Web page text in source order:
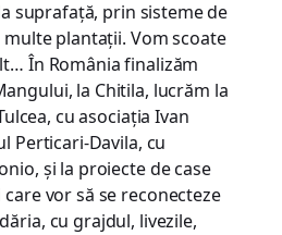
suprafață, prin sisteme de
plantații. Vom scoate
În România finalizăm
la Chitila, lucrăm la
cu asociația Ivan
Perticari-Davila, cu
și la proiecte de case
vor să se reconecteze
cu grajdul, livezile,